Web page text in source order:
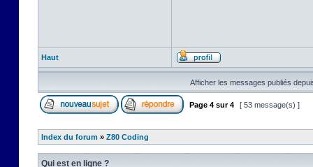
Haut
Afficher les messages publiés
Page 4 sur4 [ 53 message(s) ]
Index du forum » Z80 Coding
Qui est en ligne ?